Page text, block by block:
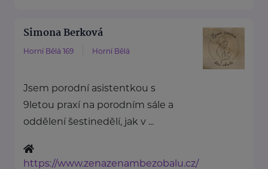
Simona Berková
Horní Bělá 169 Horní Bělá
Jsem porodní asistentkou s
9letou praxí na porodním sále a
oddělení šestinedělí, jak v ...
https://www.zenazenambezobalu.cz/